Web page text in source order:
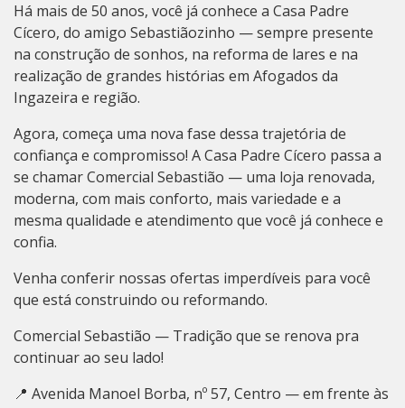
Há mais de 50 anos, você já conhece a Casa Padre
Cícero, do amigo Sebastiãozinho — sempre presente
na construção de sonhos, na reforma de lares e na
realização de grandes histórias em Afogados da
Ingazeira e região.
Agora, começa uma nova fase dessa trajetória de
confiança e compromisso! A Casa Padre Cícero passa a
se chamar Comercial Sebastião — uma loja renovada,
moderna, com mais conforto, mais variedade e a
mesma qualidade e atendimento que você já conhece e
confia.
Venha conferir nossas ofertas imperdíveis para você
que está construindo ou reformando.
Comercial Sebastião — Tradição que se renova pra
continuar ao seu lado!
📍 Avenida Manoel Borba, nº 57, Centro — em frente às